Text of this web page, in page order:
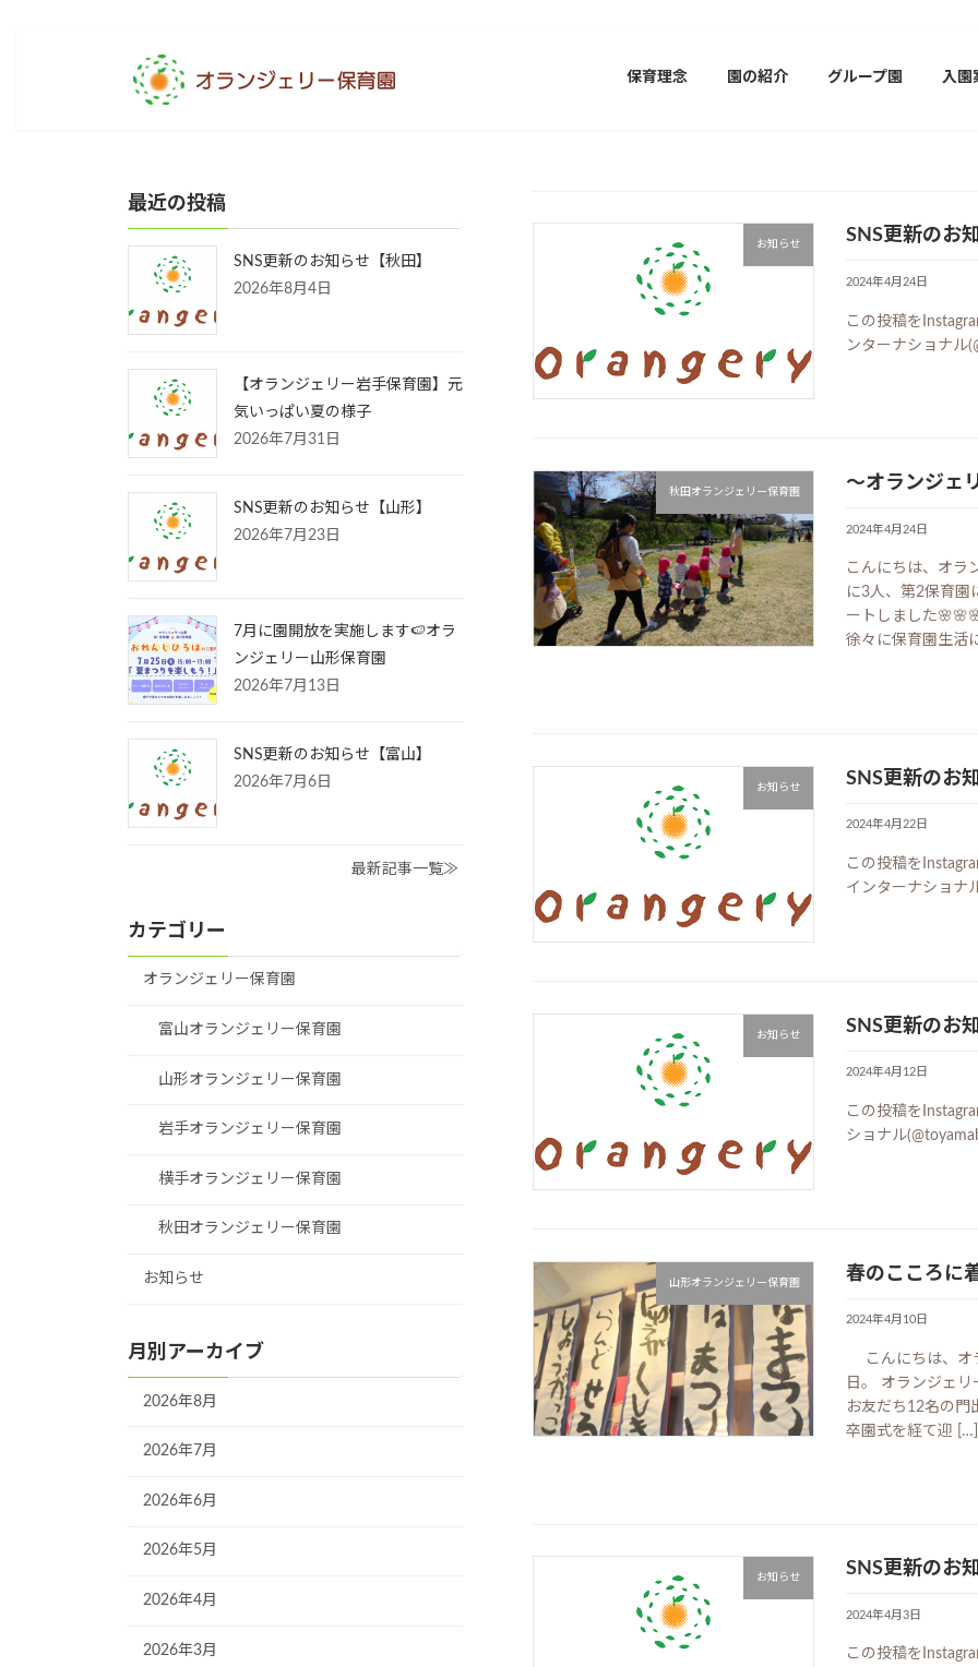
保育理念 園の紹介 グループ園 入園
お知らせ SNS更新のお
2024年4月24日
この投稿を
ンターナショナル
秋田オランジェリー保育園 ～オランジェ
2024年4月24日
こんにちは、オラ
に3人、第2保育園
ートしました
徐々に保育園生活
お知らせ SNS更新のお
2024年4月22日
この投稿を
インターナショナ
お知らせ SNS更新のお
2024年4月12日
この投稿を
ショナル
山形オランジェリー保育園 春のこころに
2024年4月10日
こんにちは、
日。 オランジェ
お友だち12名の門
卒園式を経て迎 […]
お知らせ SNS更新のお
2024年4月3日
この投稿を
最近の投稿
SNS更新のお知らせ【秋田】
2026年8月4日
【オランジェリー岩手保育園】元
気いっぱい夏の様子
2026年7月31日
SNS更新のお知らせ【山形】
2026年7月23日
7月に園開放を実施します🍉オラ
ンジェリー山形保育園
2026年7月13日
SNS更新のお知らせ【富山】
2026年7月6日
最新記事一覧≫
カテゴリー
オランジェリー保育園
富山オランジェリー保育園
山形オランジェリー保育園
岩手オランジェリー保育園
横手オランジェリー保育園
秋田オランジェリー保育園
お知らせ
月別アーカイブ
2026年8月
2026年7月
2026年6月
2026年5月
2026年4月
2026年3月